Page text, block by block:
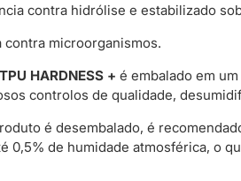
contra hidrólise e estabilizado
contra microorganismos.
HARDNESS + é embalado em
controlos de qualidade,
é desembalado, é
0,5% de humidade atmosférica, o